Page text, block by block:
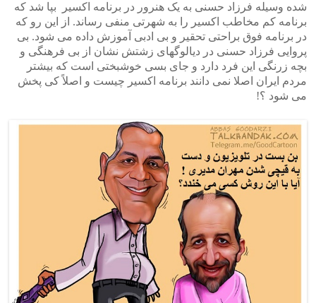
شده وسیله فرزاد حسنی به یک هنرور در برنامه اکسیر بپا شد که
برنامه کم مخاطب اکسیر را به شهرتی منفی رساند. از این رو که
در برنامه فوق براحتی تحقیر و بی ادبی آموزش داده می شود. بی
پروایی فرزاد حسنی در دیالوگهای زشتش نشان از بی فرهنگی و
بچه زرنگی این فرد دارد و جای بسی خوشبختی است که بیشتر
مردم ایران اصلا نمی دانند برنامه اکسیر چیست و اصلاً کی پخش
می شود ؟!